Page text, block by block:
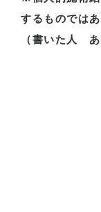
するものではあ
（書いた人